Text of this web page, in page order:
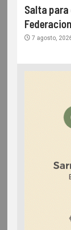
Salta
7 agosto,